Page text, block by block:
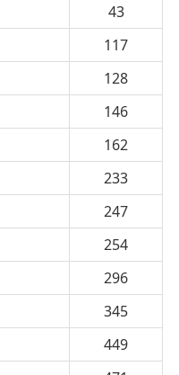
43
117
128
146
162
233
247
254
296
345
449